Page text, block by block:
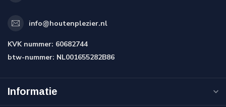
info@houtenplezier.nl
KVK nummer: 60682744
btw-nummer: NL001655282B86
Informatie